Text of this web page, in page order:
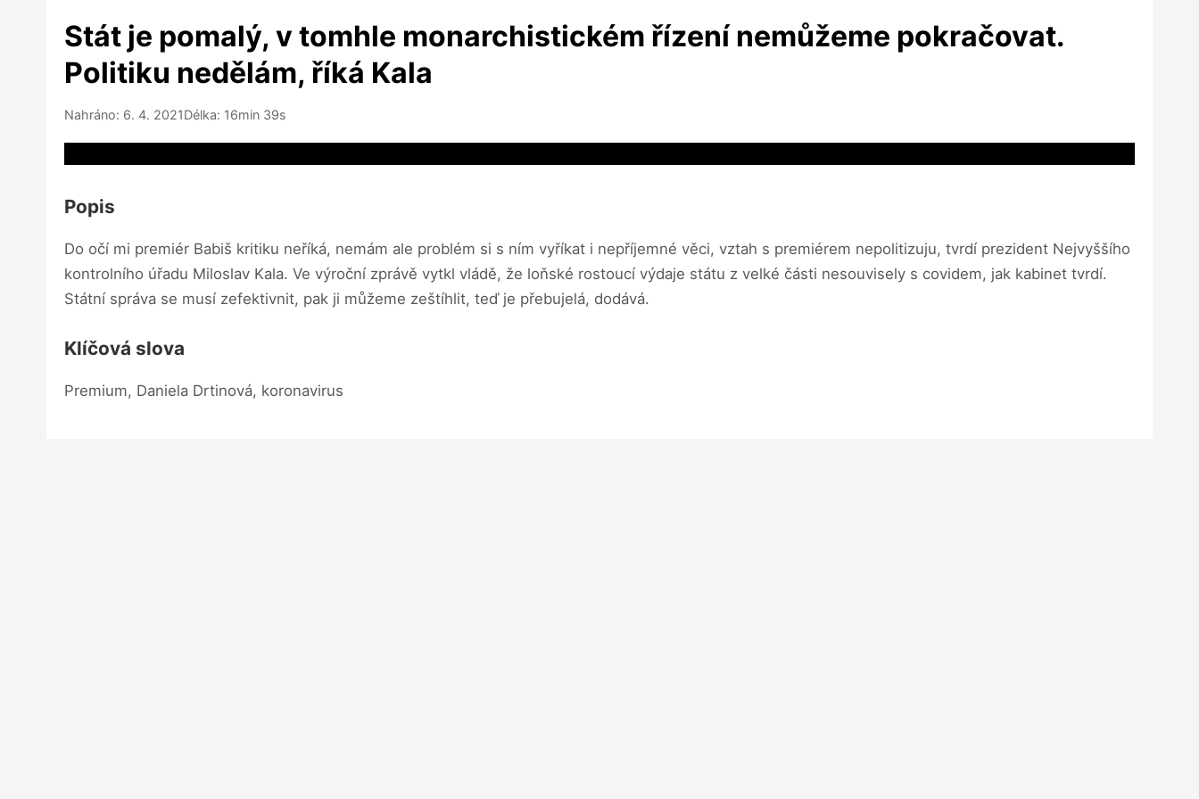
Stát je pomalý, v tomhle monarchistickém řízení nemůžeme pokračovat.
Politiku nedělám, říká Kala
Nahráno: 6. 4. 2021Délka: 16min 39s
Popis
Do očí mi premiér Babiš kritiku neříká, nemám ale problém si s ním vyříkat i nepříjemné věci, vztah s premiérem nepolitizuju, tvrdí prezident Nejvyššího
kontrolního úřadu Miloslav Kala. Ve výroční zprávě vytkl vládě, že loňské rostoucí výdaje státu z velké části nesouvisely s covidem, jak kabinet tvrdí.
Státní správa se musí zefektivnit, pak ji můžeme zeštíhlit, teď je přebujelá, dodává.
Klíčová slova
Premium, Daniela Drtinová, koronavirus